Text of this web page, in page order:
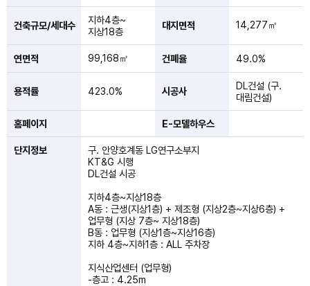
건축규모/세대수
지하4층~
지상18층
대지면적 14,277㎡
연면적 99,168㎡ 건폐율 49.0%
용적률 423.0% 시공사
DL건설 (구.
대림건설)
홈페이지 E-모델하우스
단지정보
구. 안양호계동 LG연구소부지
KT&G 시행
DL건설 시공
지하4층~지상18층
A동 : 근생(지상1층) + 제조형 (지상2층~지상6층) +
업무형 (지상 7층~ 지상18층)
B동 : 업무형 (지상1층~지상16층)
지하 4층~지하1층 : ALL 주차장
지식산업센터 (업무형)
-층고 : 4.25m